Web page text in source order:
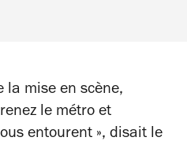
la mise en scène,
le métro et
entourent », disait le